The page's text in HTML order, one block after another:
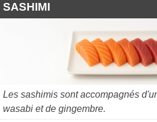
SASHIMI
Les sashimis sont accompagnés
wasabi et de gingembre.